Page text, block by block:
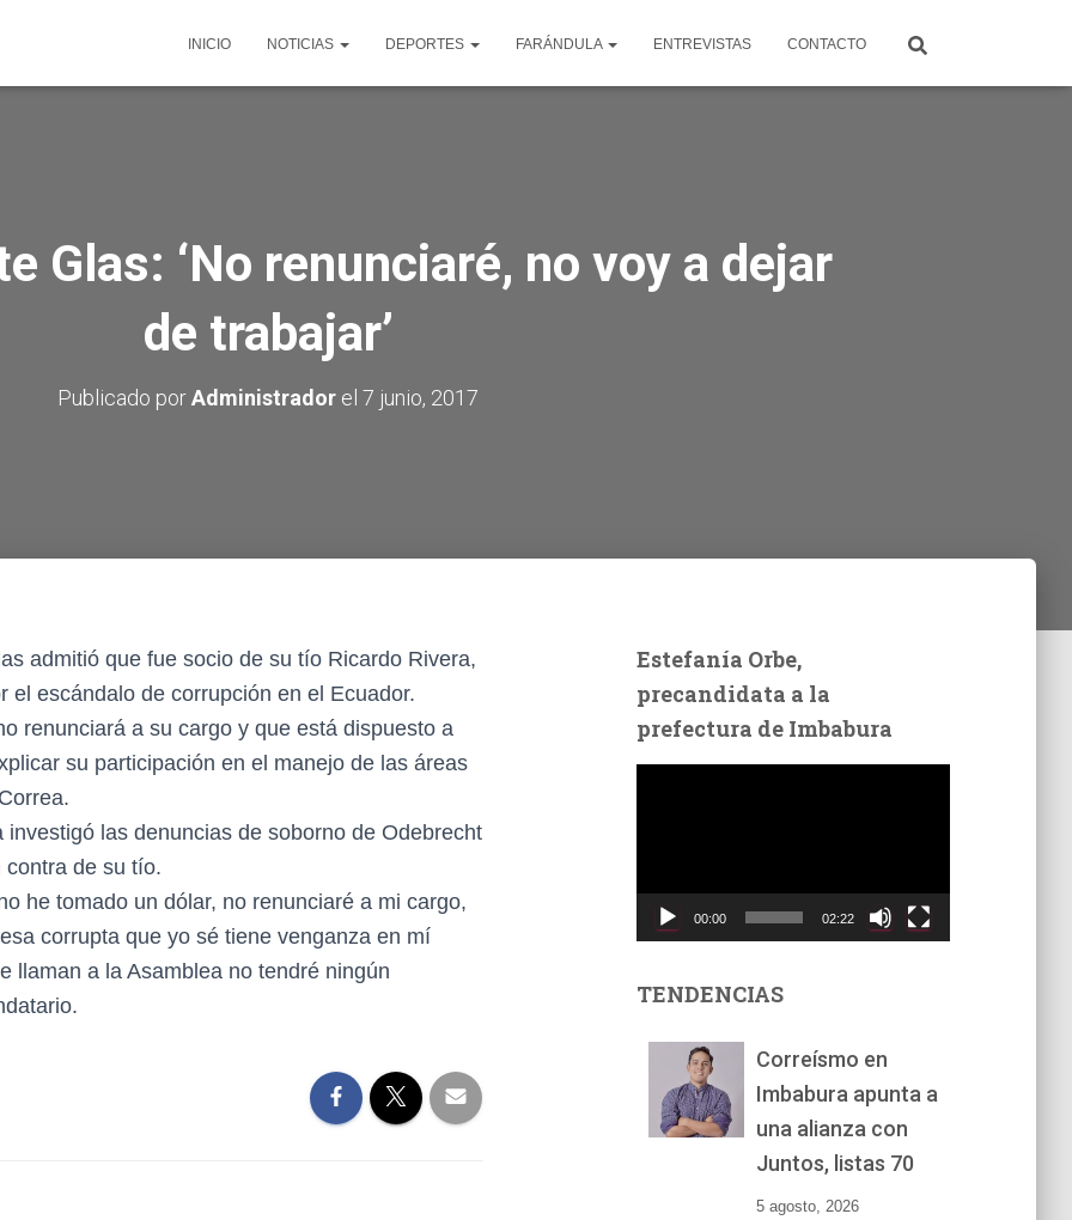
INICIO NOTICIAS DEPORTES FARÁNDULA ENTREVISTAS CONTACTO
Glas: ‘No renunciaré, no voy a dejar
de trabajar’
Publicado porAdministrador el 7 junio, 2017
admitió que fue socio de su tío Ricardo Rivera,
el escándalo de corrupción en el Ecuador.
renunciará a su cargo y que está dispuesto a
su participación en el manejo de las áreas
las denuncias de soborno de Odebrecht
de su tío.
he tomado un dólar, no renunciaré a mi cargo,
corrupta que yo sé tiene venganza en mí
llaman a la Asamblea no tendré ningún
Estefanía Orbe,
precandidata a la
prefectura de Imbabura
t
00:00 02:22
TENDENCIAS
Correísmo en
Imbabura apunta a
una alianza con
Juntos, listas 70
5 agosto, 2026